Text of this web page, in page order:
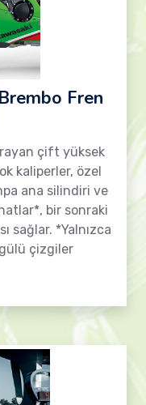
Fren
çift yüksek
kaliperler, özel
ana silindiri ve
bir sonraki
sağlar. *Yalnızca
çizgiler